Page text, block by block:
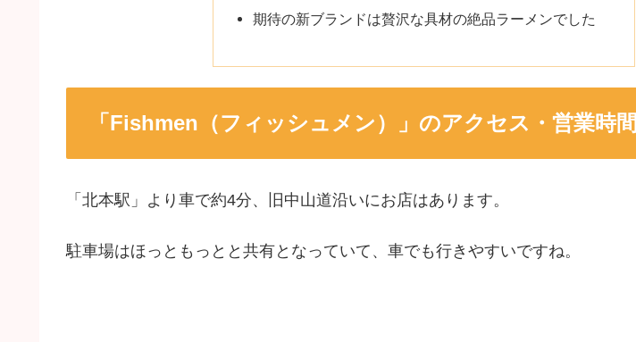
期待の新ブランドは贅沢な具材の絶品ラーメンでした
「Fishmen（フィッシュメン）」のアクセス・営業時間
「北本駅」より車で約4分、旧中山道沿いにお店はあります。
駐車場はほっともっとと共有となっていて、車でも行きやすいですね。